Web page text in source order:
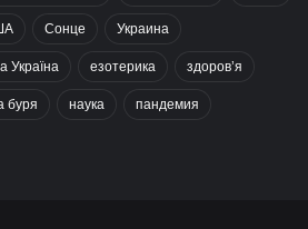
Сонце Украина
Україна езотерика здоров’я
буря наука пандемия